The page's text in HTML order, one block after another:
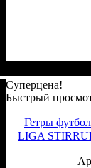
Суперцена!
Быстрый
Гетры
LIGA